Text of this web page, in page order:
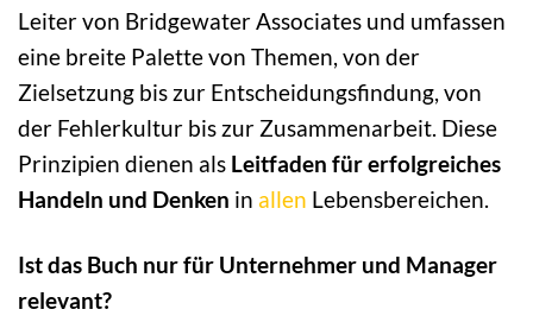
Leiter von Bridgewater Associates und umfassen
eine breite Palette von Themen, von der
Zielsetzung bis zur Entscheidungsfindung, von
der Fehlerkultur bis zur Zusammenarbeit. Diese
Prinzipien dienen als Leitfaden für erfolgreiches
Handeln und Denken in allen Lebensbereichen.
Ist das Buch nur für Unternehmer und Manager
relevant?